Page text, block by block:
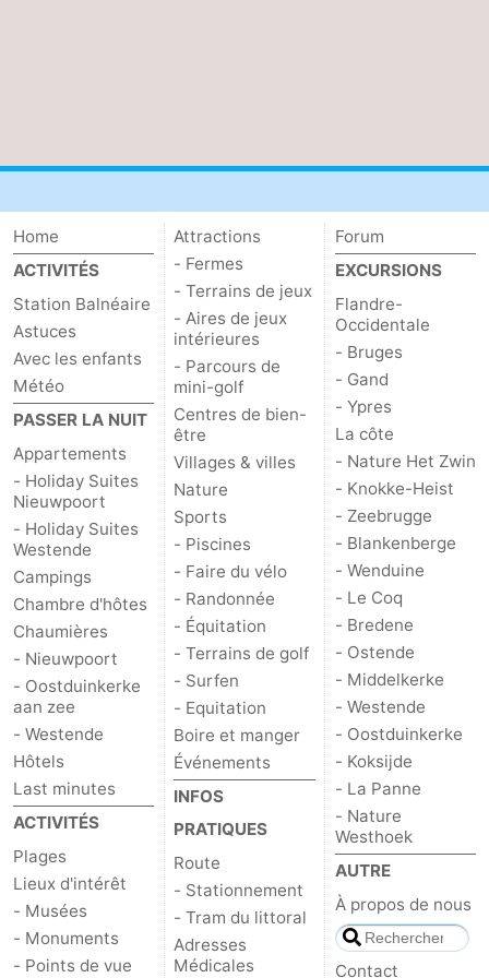
Home
ACTIVITÉS
Station Balnéaire
Astuces
Avec les enfants
Météo
PASSER LA NUIT
Appartements
- Holiday Suites
Nieuwpoort
- Holiday Suites
Westende
Campings
Chambre d'hôtes
Chaumières
- Nieuwpoort
- Oostduinkerke
aan zee
- Westende
Hôtels
Last minutes
ACTIVITÉS
Plages
Lieux d'intérêt
- Musées
- Monuments
- Points de vue
Attractions
- Fermes
- Terrains de jeux
- Aires de jeux
intérieures
- Parcours de
mini-golf
Centres de bien-
être
Villages & villes
Nature
Sports
- Piscines
- Faire du vélo
- Randonnée
- Équitation
- Terrains de golf
- Surfen
- Equitation
Boire et manger
Événements
INFOS
PRATIQUES
Route
- Stationnement
- Tram du littoral
Adresses
Médicales
Forum
EXCURSIONS
Flandre-
Occidentale
- Bruges
- Gand
- Ypres
La côte
- Nature Het Zwin
- Knokke-Heist
- Zeebrugge
- Blankenberge
- Wenduine
- Le Coq
- Bredene
- Ostende
- Middelkerke
- Westende
- Oostduinkerke
- Koksijde
- La Panne
- Nature
Westhoek
AUTRE
À propos de nous
Contact